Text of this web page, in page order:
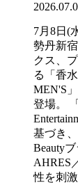
7月8日(
勢丹新
クス、
る「香
MEN'S
登場。
基づき
Beauty
AHRES
性を刺